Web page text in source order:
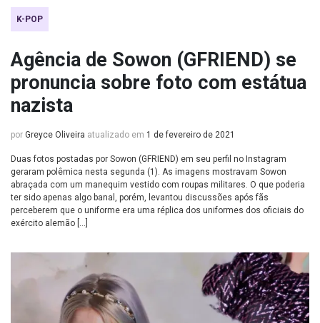
K-POP
Agência de Sowon (GFRIEND) se
pronuncia sobre foto com estátua
nazista
por Greyce Oliveira atualizado em 1 de fevereiro de 2021
Duas fotos postadas por Sowon (GFRIEND) em seu perfil no Instagram
geraram polêmica nesta segunda (1). As imagens mostravam Sowon
abraçada com um manequim vestido com roupas militares. O que poderia
ter sido apenas algo banal, porém, levantou discussões após fãs
perceberem que o uniforme era uma réplica dos uniformes dos oficiais do
exército alemão […]